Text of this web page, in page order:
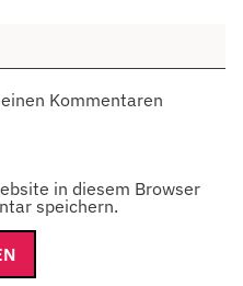
Kommentaren
in diesem Browser
speichern.